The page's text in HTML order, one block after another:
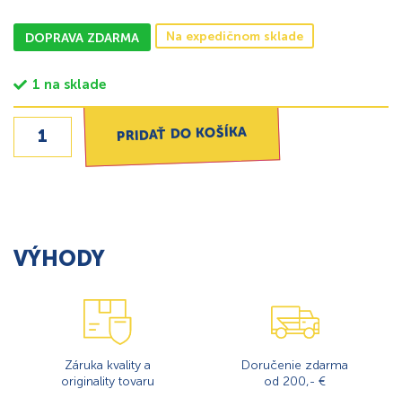
DOPRAVA ZDARMA Na expedičnom sklade
1 na sklade
PRIDAŤ DO KOŠÍKA
VÝHODY
Záruka kvality a
originality tovaru
Doručenie zdarma
od 200,- €